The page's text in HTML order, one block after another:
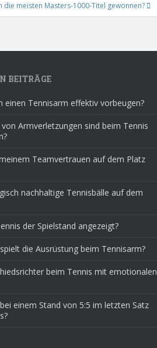
die meisten Masters-1000-Titel gewonnen?
BEITRÄGE
einen Tennisarm effektiv vorbeugen?
Armverletzungen sind beim Tennis
Teamvertrauen auf dem Platz
nachhaltige Tennisbälle auf dem
der Spielstand angezeigt?
die Ausrüstung beim Tennisarm?
beim Tennis mit emotionalen
einem Stand von 5:5 im letzten Satz